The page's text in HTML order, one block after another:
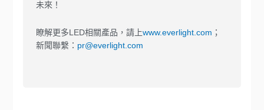
未來！
瞭解更多LED相關產品，請上www.everlight.com ；
新聞聯繫： pr@everlight.com